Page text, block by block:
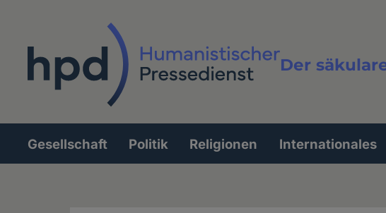
Der
Volltextsuche
Hauptnavigation
Gesellschaft Politik Religionen Internationales